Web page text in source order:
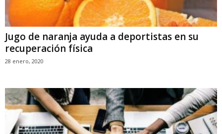
Jugo de naranja ayuda a deportistas en su
recuperación física
28 enero, 2020